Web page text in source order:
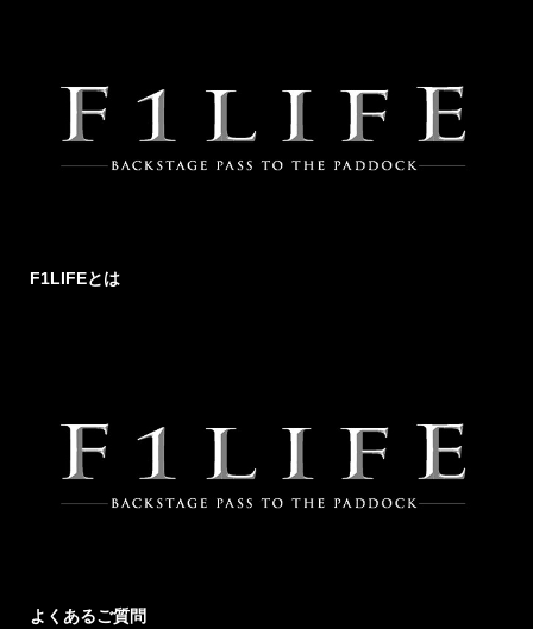
F1LIFEとは
よくあるご質問